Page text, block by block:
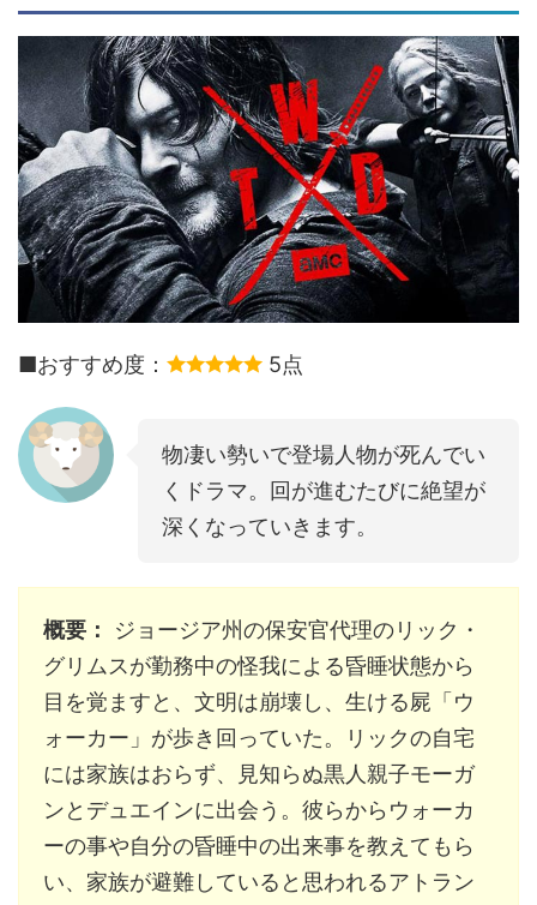
■おすすめ度： 5点
物凄い勢いで登場人物が死んでい
くドラマ。回が進むたびに絶望が
深くなっていきます。
概要：
ジョージア州の保安官代理のリック・
グリムスが勤務中の怪我による昏睡状態から
目を覚ますと、文明は崩壊し、生ける屍「ウ
ォーカー」が歩き回っていた。リックの自宅
には家族はおらず、見知らぬ黒人親子モーガ
ンとデュエインに出会う。彼らからウォーカ
ーの事や自分の昏睡中の出来事を教えてもら
い、家族が避難していると思われるアトラン